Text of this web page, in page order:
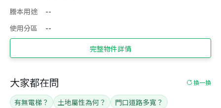
謄本用途
--
使用分區
--
完整物件詳情
大家都在問 換一換
有無電梯？ 土地屬性為何？
門口道路多寬？